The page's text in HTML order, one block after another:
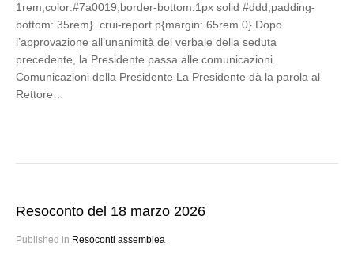
1rem;color:#7a0019;border-bottom:1px solid #ddd;padding-
bottom:.35rem} .crui-report p{margin:.65rem 0} Dopo
l’approvazione all’unanimità del verbale della seduta
precedente, la Presidente passa alle comunicazioni.
Comunicazioni della Presidente La Presidente dà la parola al
Rettore…
Resoconto del 18 marzo 2026
Published in Resoconti assemblea